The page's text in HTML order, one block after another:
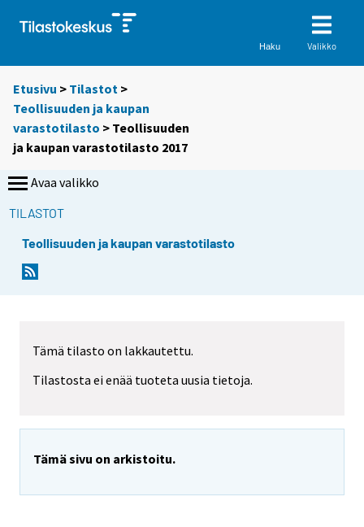
Haku Valikko
Etusivu > Tilastot >
Teollisuuden ja kaupan
varastotilasto > Teollisuuden
ja kaupan varastotilasto 2017
Avaa valikko
TILASTOT
Teollisuuden ja kaupan varastotilasto
Tämä tilasto on lakkautettu.
Tilastosta ei enää tuoteta uusia tietoja.
Tämä sivu on arkistoitu.